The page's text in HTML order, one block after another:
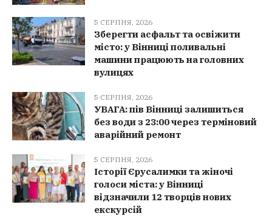
5 СЕРПНЯ, 2026
Зберегти асфальт та освіжити
місто: у Вінниці поливальні
машини працюють на головних
вулицях
5 СЕРПНЯ, 2026
УВАГА: пів Вінниці залишиться
без води з 23:00 через терміновий
аварійний ремонт
5 СЕРПНЯ, 2026
Історії Єрусалимки та жіночі
голоси міста: у Вінниці
відзначили 12 творців нових
екскурсій